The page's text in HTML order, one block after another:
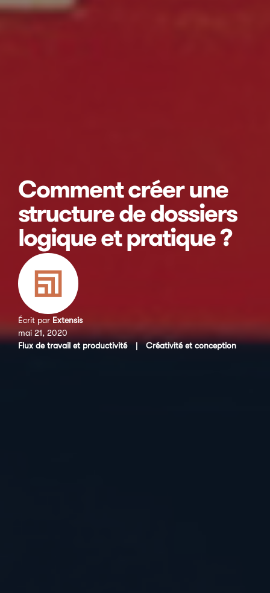
Comment créer une
structure de dossiers
logique et pratique ?
Écrit par Extensis
mai 21, 2020
Flux de travail et productivité
| Créativité et conception